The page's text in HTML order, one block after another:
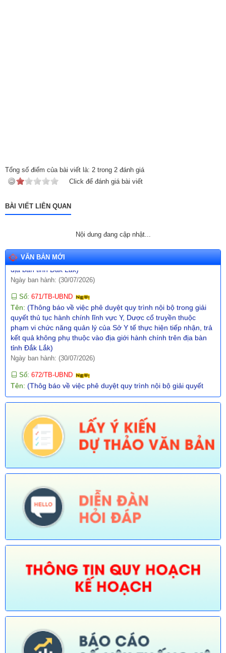
Tổng số điểm của bài viết là: 2 trong 2 đánh giá
Click để đánh giá bài viết
BÀI VIẾT LIÊN QUAN
Nội dung đang cập nhật...
VĂN BẢN MỚI
Tên:(Thông báo về việc công bố Danh mục thủ tục hành chính
mới ban hành lĩnh vực giáo dục và đào tạo thuộc phạm vi, chức
Ngày ban hành: (31/07/2026)
ban hành mới trong lĩnh vực phòng cháy, chữa cháy và cứu
nạn, cứu hộ thuộc thẩm quyền giải quyết của UBND cấp xã trên
địa bàn tỉnh Đắk Lắk)
Ngày ban hành: (30/07/2026)
Số: 671/TB-UBND
Tên:(Thông báo về việc phê duyệt quy trình nội bộ trong giải
quyết thủ tục hành chính lĩnh vực Y, Dược cổ truyền thuộc
phạm vi chức năng quản lý của Sở Y tế thực hiện tiếp nhận, trả
kết quả không phụ thuộc vào địa giới hành chính trên địa bàn
tỉnh Đắk Lắk)
Ngày ban hành: (30/07/2026)
Số: 672/TB-UBND
Tên:(Thôg báo về việc phê duyệt quy trình nội bộ giải quyết
TTHC trong lĩnh vực Thông tin, báo chí nước ngoài tại Việt Nam
thuộc phạm vi chức năng quản lý nhà nước của Văn phòng
ĐGHC)
Ngày ban hành: (30/07/2026)
Số: 673/TB-UBND
(Thông báo về việc công bố Danh mục thủ tục hành chính
thông tin điện tử thuộc phạm vi chức năng quản lý của Sở Văn
Ngày ban hành: (30/07/2026)
Số:674/TB-UBND
Tên:(Thông báo về việc công bố Danh mục thủ tục hành chính
thủy nội địa thuộc phạm vi chức năng quản lý của Sở Xây dựng)
Số:675/TB-UBND
(Thông báo về việc công bố Danh mục thủ tục hành chính
bị bãi bỏ trong lĩnh vực nông nghiệp thuộc phạm vi chức năng
Ngày ban hành: (30/07/2026)
676/TB-UBND
Tên:(Thông báo về việc công bố thủ tục hành chính nội bộ
được sửa đổi, bổ sung trong lĩnh vực đường thủy nội địa thuộc